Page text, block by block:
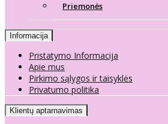
Priemonės
Informacija
Pristatymo Informacija
Apie mus
Pirkimo sąlygos ir taisyklės
Privatumo politika
Klientų aptarnavimas